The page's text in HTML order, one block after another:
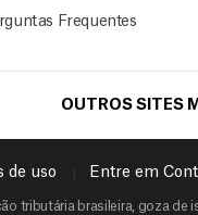
Frequentes
OUTROS SITES
de uso Entre em
tributária brasileira, goza de